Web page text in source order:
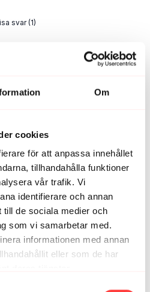
Om
cookies
för att anpassa innehållet
tillhandahålla funktioner
vår trafik. Vi
identifierare och annan
till de sociala medier och
som vi samarbetar med.
informationen med annan
eller som de har
svar (1)
vips har man hela kroppen på
(1)
hållningen 👌🏼😃